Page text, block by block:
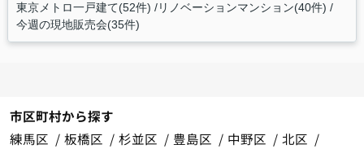
東京メトロ一戸建て(52件) リノベーションマンション(40件)
今週の現地販売会(35件)
市区町村から探す
練馬区
板橋区 杉並区 豊島区 中野区
北区